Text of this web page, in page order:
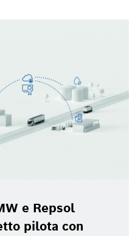
e Repsol
pilota con